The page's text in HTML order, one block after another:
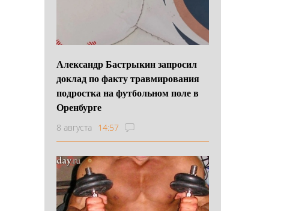
Александр Бастрыкин запросил
доклад по факту травмирования
подростка на футбольном поле в
Оренбурге
8 августа 14:57